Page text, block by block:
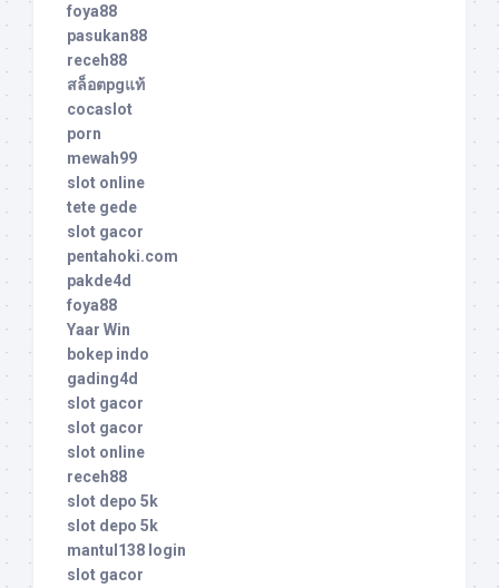
foya88
pasukan88
receh88
สล็อตpgแท้
cocaslot
porn
mewah99
slot online
tete gede
slot gacor
pentahoki.com
pakde4d
foya88
Yaar Win
bokep indo
gading4d
slot gacor
slot gacor
slot online
receh88
slot depo 5k
slot depo 5k
mantul138 login
slot gacor